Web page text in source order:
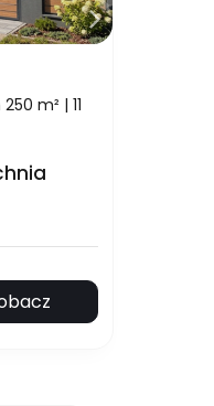
m² | 11